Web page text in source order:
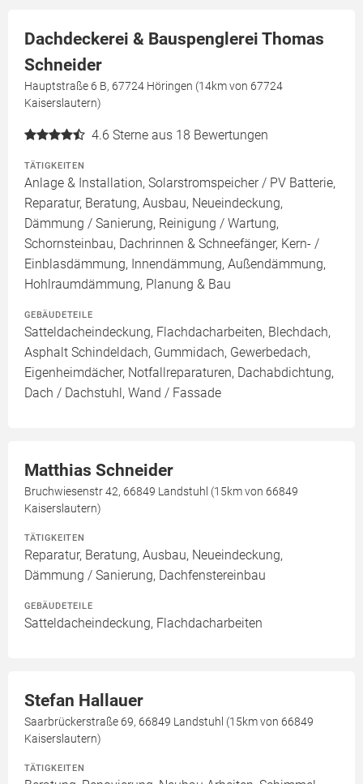
Dachdeckerei & Bauspenglerei Thomas
Schneider
Hauptstraße 6 B, 67724 Höringen (14km von 67724
Kaiserslautern)
4.6 Sterne aus 18 Bewertungen
TÄTIGKEITEN
Anlage & Installation, Solarstromspeicher / PV Batterie,
Reparatur, Beratung, Ausbau, Neueindeckung,
Dämmung / Sanierung, Reinigung / Wartung,
Schornsteinbau, Dachrinnen & Schneefänger, Kern- /
Einblasdämmung, Innendämmung, Außendämmung,
Hohlraumdämmung, Planung & Bau
GEBÄUDETEILE
Satteldacheindeckung, Flachdacharbeiten, Blechdach,
Asphalt Schindeldach, Gummidach, Gewerbedach,
Eigenheimdächer, Notfallreparaturen, Dachabdichtung,
Dach / Dachstuhl, Wand / Fassade
Matthias Schneider
Bruchwiesenstr 42, 66849 Landstuhl (15km von 66849
Kaiserslautern)
TÄTIGKEITEN
Reparatur, Beratung, Ausbau, Neueindeckung,
Dämmung / Sanierung, Dachfenstereinbau
GEBÄUDETEILE
Satteldacheindeckung, Flachdacharbeiten
Stefan Hallauer
Saarbrückerstraße 69, 66849 Landstuhl (15km von 66849
Kaiserslautern)
TÄTIGKEITEN